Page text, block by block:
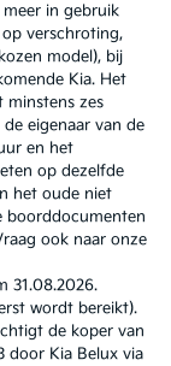
in gebruik
verschroting,
model), bij
Kia. Het
minstens zes
eigenaar van de
en het
op dezelfde
het oude niet
boorddocumenten
ook naar onze
31.08.2026.
wordt bereikt).
de koper van
door Kia Belux via